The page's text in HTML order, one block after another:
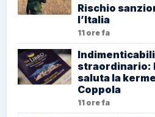
Rischio
l’Italia
11 ore fa
straordinario:
saluta la
Coppola
11 ore fa